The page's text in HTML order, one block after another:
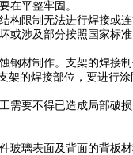
在平整牢固。
构限制无法进行焊接或
或涉及部分按照国家标
钢材制作。支架的焊接
的焊接部位，要进行
要不得已造成局部破损
璃表面及背面的背板材